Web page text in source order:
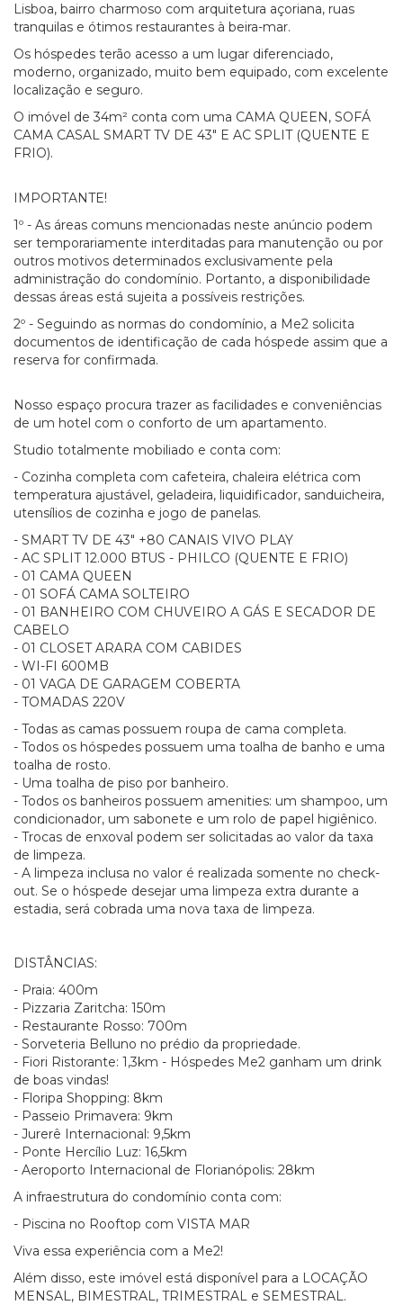
Lisboa, bairro charmoso com arquitetura açoriana, ruas
tranquilas e ótimos restaurantes à beira-mar.
Os hóspedes terão acesso a um lugar diferenciado,
moderno, organizado, muito bem equipado, com excelente
localização e seguro.
O imóvel de 34m² conta com uma CAMA QUEEN, SOFÁ
CAMA CASAL SMART TV DE 43" E AC SPLIT (QUENTE E
FRIO).
IMPORTANTE!
1º - As áreas comuns mencionadas neste anúncio podem
ser temporariamente interditadas para manutenção ou por
outros motivos determinados exclusivamente pela
administração do condomínio. Portanto, a disponibilidade
dessas áreas está sujeita a possíveis restrições.
2º - Seguindo as normas do condomínio, a Me2 solicita
documentos de identificação de cada hóspede assim que a
reserva for confirmada.
Nosso espaço procura trazer as facilidades e conveniências
de um hotel com o conforto de um apartamento.
Studio totalmente mobiliado e conta com:
- Cozinha completa com cafeteira, chaleira elétrica com
temperatura ajustável, geladeira, liquidificador, sanduicheira,
utensílios de cozinha e jogo de panelas.
- SMART TV DE 43" +80 CANAIS VIVO PLAY
- AC SPLIT 12.000 BTUS - PHILCO (QUENTE E FRIO)
- 01 CAMA QUEEN
- 01 SOFÁ CAMA SOLTEIRO
- 01 BANHEIRO COM CHUVEIRO A GÁS E SECADOR DE
CABELO
- 01 CLOSET ARARA COM CABIDES
- WI-FI 600MB
- 01 VAGA DE GARAGEM COBERTA
- TOMADAS 220V
- Todas as camas possuem roupa de cama completa.
- Todos os hóspedes possuem uma toalha de banho e uma
toalha de rosto.
- Uma toalha de piso por banheiro.
- Todos os banheiros possuem amenities: um shampoo, um
condicionador, um sabonete e um rolo de papel higiênico.
- Trocas de enxoval podem ser solicitadas ao valor da taxa
de limpeza.
- A limpeza inclusa no valor é realizada somente no check-
out. Se o hóspede desejar uma limpeza extra durante a
estadia, será cobrada uma nova taxa de limpeza.
DISTÂNCIAS:
- Praia: 400m
- Pizzaria Zaritcha: 150m
- Restaurante Rosso: 700m
- Sorveteria Belluno no prédio da propriedade.
- Fiori Ristorante: 1,3km - Hóspedes Me2 ganham um drink
de boas vindas!
- Floripa Shopping: 8km
- Passeio Primavera: 9km
- Jurerê Internacional: 9,5km
- Ponte Hercílio Luz: 16,5km
- Aeroporto Internacional de Florianópolis: 28km
A infraestrutura do condomínio conta com:
- Piscina no Rooftop com VISTA MAR
Viva essa experiência com a Me2!
Além disso, este imóvel está disponível para a LOCAÇÃO
MENSAL, BIMESTRAL, TRIMESTRAL e SEMESTRAL.